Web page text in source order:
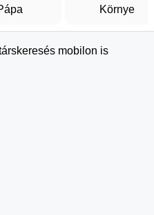
Környe
mobilon is